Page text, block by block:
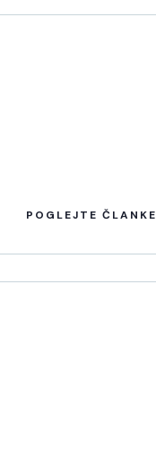
POGLEJTE ČLANKE